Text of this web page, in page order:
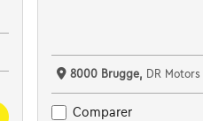
8000 Brugge, DR Motors
Comparer